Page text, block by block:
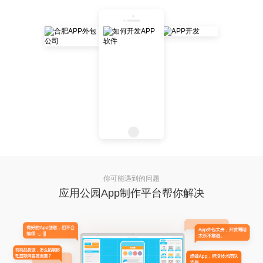
你可能遇到的问题
应用公园App制作平台帮你解决